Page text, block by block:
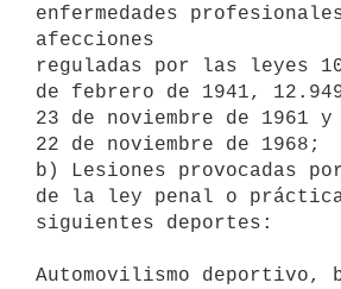
enfermedades
afecciones
reguladas por las leyes
de febrero de 1941,
23 de noviembre de 1961
22 de noviembre de 1968;
b) Lesiones provocadas
de la ley penal o
siguientes deportes:
Automovilismo deportivo,